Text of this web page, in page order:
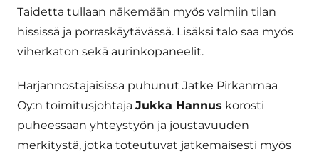
Taidetta tullaan näkemään myös valmiin tilan
hississä ja porraskäytävässä. Lisäksi talo saa myös
viherkaton sekä aurinkopaneelit.
Harjannostajaisissa puhunut Jatke Pirkanmaa
Oy:n toimitusjohtaja Jukka Hannus korosti
puheessaan yhteystyön ja joustavuuden
merkitystä, jotka toteutuvat jatkemaisesti myös